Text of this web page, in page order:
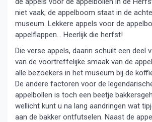
niet vaak; de appelboom staat in de
museum. Lekkere appels voor de
appelflappen… Heerlijk die herfst!
Die verse appels, daarin schuilt een deel
van de voortreffelijke smaak van de
alle bezoekers in het museum bij de
De andere factoren voor de
appelbollen is toch een beetje
wellicht kunt u na lang aandringen wat
aan de bakker ontfutselen. Naast de